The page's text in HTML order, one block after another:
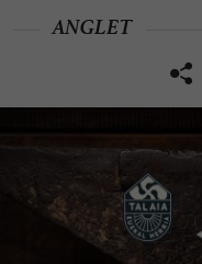
ANGLET